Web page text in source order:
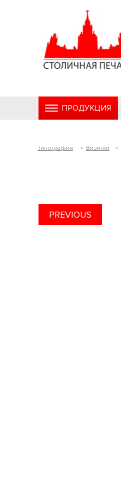
ПРОДУКЦИЯ
Типография » Визитки »
PREVIOUS